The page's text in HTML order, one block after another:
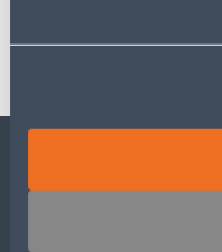
KLIENDITEENINDUS